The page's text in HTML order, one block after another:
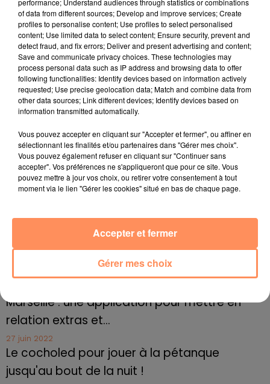
"Quand j’ai découvert que Pascal pensait que Bandy
était son chien, je suis allée chez le vétérinaire pour
faire une radio. Je voulais vérifier que Bandy avait bien
une puce d’identification au nom de Pascal Salasc."
déchirement pour Laura. Mais la jeune femme est
résolue à restituer Gribouille à son maître. Les
retrouvailles ont donc eu lieu dimanche 25 août 2019.
Un moment inoubliable, comme le raconte Pascal
Salasc dans une vidéo réalisée par Sud Ouest : "C’était
chargé d’émotions. Gribouille m’a directement sauté
dans les bras. Il m’a fait un gros câlin, des léchouilles.
fil actus
Radio Star Live avec Dadju
Marseille : une application pour mettre en
relation extras et...
27 juin 2022
Le cocholed pour jouer à la pétanque
jusqu'au bout de la nuit !
performance; Understand audiences through statistics or combinations
of data from different sources; Develop and improve services; Create
profiles to personalise content; Use profiles to select personalised
content; Use limited data to select content; Ensure security, prevent and
detect fraud, and fix errors; Deliver and present advertising and content;
Save and communicate privacy choices. These technologies may
process personal data such as IP address and browsing data to offer
following functionalities: Identify devices based on information actively
requested; Use precise geolocation data; Match and combine data from
other data sources; Link different devices; Identify devices based on
information transmitted automatically.
Vous pouvez accepter en cliquant sur "Accepter et fermer", ou affiner en
sélectionnant les finalités et/ou partenaires dans "Gérer mes choix".
Vous pouvez également refuser en cliquant sur "Continuer sans
accepter". Vos préférences ne s'appliqueront que pour ce site. Vous
pouvez mettre à jour vos choix, ou retirer votre consentement à tout
moment via le lien "Gérer les cookies" situé en bas de chaque page.
Gérer mes choix
Accepter et fermer